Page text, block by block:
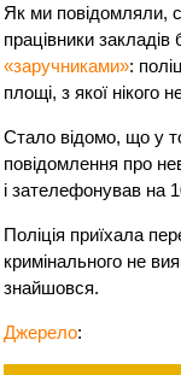
Як ми повідомляли,
працівники
«заручниками»:
площі, з якої нікого
Стало відомо, що у
повідомлення про
і зателефонував на
Поліція приїхала
кримінального не
знайшовся.
Джерело: